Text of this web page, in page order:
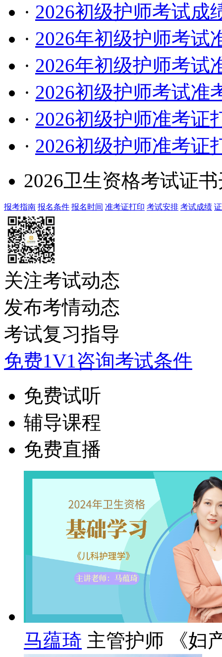
· 2026初级护师考试成
· 2026年初级护师考试
· 2026年初级护师考试
· 2026初级护师考试准
· 2026初级护师准考证
· 2026初级护师准考证
2026卫生资格考试证
报考指南 报名条件 报名时间 准考证打印 考试安排 考试成绩
关注考试动态
发布考情动态
考试复习指导
免费1V1咨询考试条件
免费试听
辅导课程
免费直播
马蕴琦 主管护师 《妇